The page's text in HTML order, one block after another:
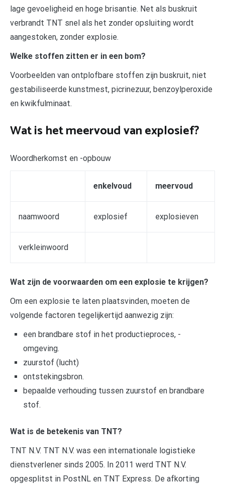
lage gevoeligheid en hoge brisantie. Net als buskruit
verbrandt TNT snel als het zonder opsluiting wordt
aangestoken, zonder explosie.
Welke stoffen zitten er in een bom?
Voorbeelden van ontplofbare stoffen zijn buskruit, niet
gestabiliseerde kunstmest, picrinezuur, benzoylperoxide
en kwikfulminaat.
Wat is het meervoud van explosief?
Woordherkomst en -opbouw
enkelvoud meervoud
naamwoord explosief explosieven
verkleinwoord
Wat zijn de voorwaarden om een explosie te krijgen?
Om een explosie te laten plaatsvinden, moeten de
volgende factoren tegelijkertijd aanwezig zijn:
een brandbare stof in het productieproces, -
omgeving.
zuurstof (lucht)
ontstekingsbron.
bepaalde verhouding tussen zuurstof en brandbare
stof.
Wat is de betekenis van TNT?
TNT N.V. TNT N.V. was een internationale logistieke
dienstverlener sinds 2005. In 2011 werd TNT N.V.
opgesplitst in PostNL en TNT Express. De afkorting